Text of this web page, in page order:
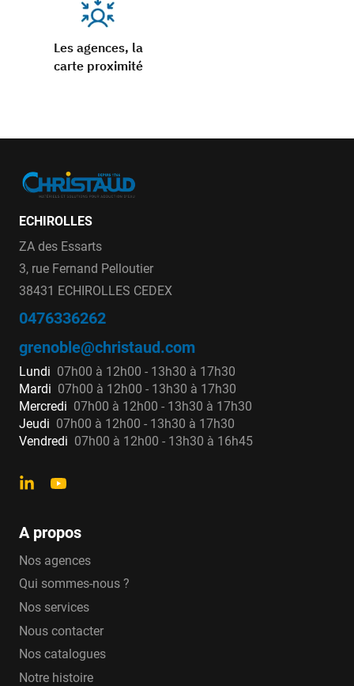
Les agences, la
carte proximité
ECHIROLLES
ZA des Essarts
3, rue Fernand Pelloutier
38431 ECHIROLLES CEDEX
0476336262
grenoble@christaud.com
Lundi 07h00 à 12h00 - 13h30 à 17h30
Mardi 07h00 à 12h00 - 13h30 à 17h30
Mercredi 07h00 à 12h00 - 13h30 à 17h30
Jeudi 07h00 à 12h00 - 13h30 à 17h30
Vendredi 07h00 à 12h00 - 13h30 à 16h45
A propos
Nos agences
Qui sommes-nous ?
Nos services
Nous contacter
Nos catalogues
Notre histoire